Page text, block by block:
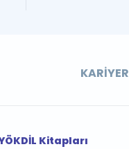
KARIYER
Kitapları